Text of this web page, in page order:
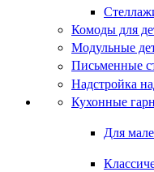
Комоды для
Модульные
Письменные
Надстройка
Кухонные
Для